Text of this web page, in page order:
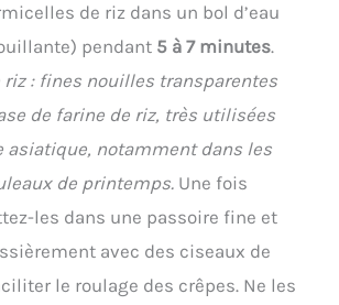
de riz dans un bol d’eau
pendant 5 à 7 minutes.
riz : fines nouilles transparentes
de farine de riz, très utilisées
asiatique, notamment dans les
de printemps. Une fois
les dans une passoire fine et
avec des ciseaux de
le roulage des crêpes. Ne les